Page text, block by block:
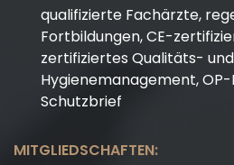
qualifizierte Fachärzte,
Fortbildungen, CE-
zertifiziertes Qualitäts- und
Hygienemanagement,
Schutzbrief
MITGLIEDSCHAFTEN: